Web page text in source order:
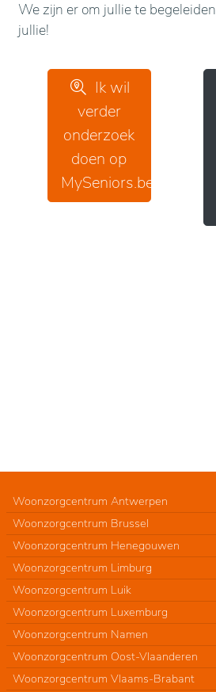
We zijn er om jullie te
jullie!
Ik wil
verder
onderzoek
doen op
MySeniors.be
Woonzorgcentrum Antwerpen
Woonzorgcentrum Brussel
Woonzorgcentrum Henegouwen
Woonzorgcentrum Limburg
Woonzorgcentrum Luik
Woonzorgcentrum Luxemburg
Woonzorgcentrum Namen
Woonzorgcentrum Oost-Vlaanderen
Woonzorgcentrum Vlaams-Brabant